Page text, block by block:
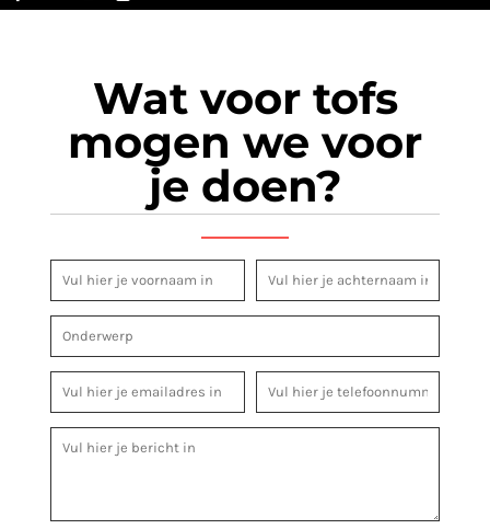
Wat voor tofs
mogen we voor
je doen?